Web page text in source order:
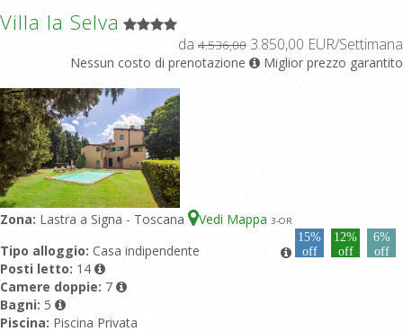
Villa la Selva
da 4.536,00 3.850,00 EUR/Settimana
Nessun costo di prenotazione Miglior prezzo garantito
Zona: Lastra a Signa - Toscana Vedi Mappa 3-OR
15%
off
12%
off
6%
off
Tipo alloggio: Casa indipendente
Posti letto: 14
Camere doppie: 7
Bagni: 5
Piscina: Piscina Privata